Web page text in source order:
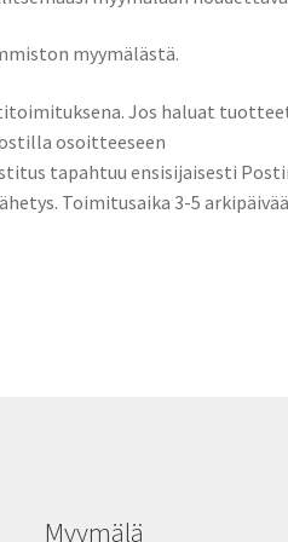
myymälästä.
Jos haluat
osoitteeseen
tapahtuu ensisijaisesti
Toimitusaika 3-5
Myymälä